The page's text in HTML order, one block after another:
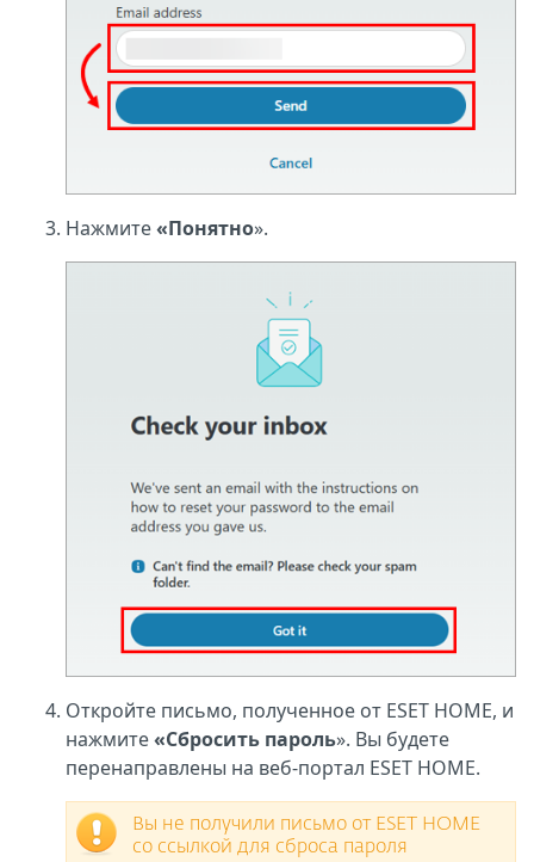
Нажмите«Понятно».
Откройте письмо, полученное от ESET HOME, и
нажмите«Сбросить пароль». Вы будете
перенаправлены на веб-портал ESET HOME.
Вы не получили письмо от ESET HOME
со ссылкой для сброса пароля